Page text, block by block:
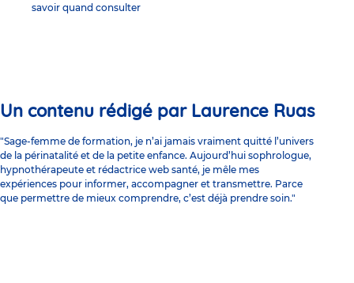
savoir quand consulter
Un contenu rédigé par Laurence Ruas
"Sage-femme de formation, je n’ai jamais vraiment quitté l’univers
de la périnatalité et de la petite enfance. Aujourd’hui sophrologue,
hypnothérapeute et rédactrice web santé, je mêle mes
expériences pour informer, accompagner et transmettre. Parce
que permettre de mieux comprendre, c’est déjà prendre soin."